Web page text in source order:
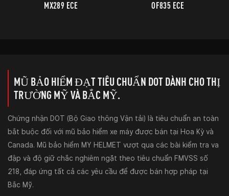
MX289 ECE OF835 ECE
MŨ BẢO HIỂM ĐẠT TIÊU CHUẨN DOT DÀNH CHO THỊ
TRƯỜNG MỸ VÀ BẮC MỸ.
Chứng nhận DOT (Bộ Giao thông Vận tải) là tiêu chuẩn an toàn
bắt buộc đối với mũ bảo hiểm xe máy được bán tại Hoa Kỳ và
Canada. Mũ bảo hiểm MY HELMET vượt qua các bài kiểm tra va
đập và độ giữ chắc nghiêm ngặt theo tiêu chuẩn FMVSS số
218, đáp ứng tất cả các yêu cầu để được bán hợp pháp tại
Bắc Mỹ.